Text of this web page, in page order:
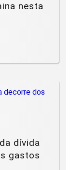
nesta
dívida
gastos